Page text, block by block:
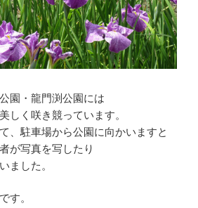
園・龍門渕公園には
しく咲き競っています。
、駐車場から公園に向かいますと
が写真を写したり
ました。
す。